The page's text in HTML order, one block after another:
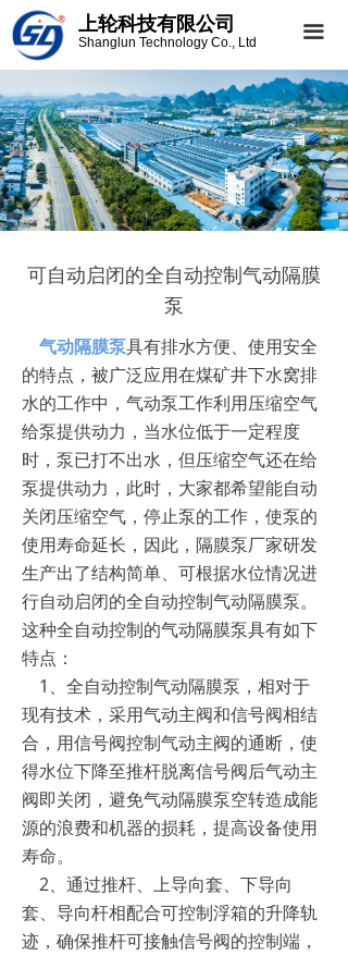
上轮科技有限公司
Shanglun Technology Co., Ltd
끀
可自动启闭的全自动控制气动隔膜
泵
气动隔膜泵具有排水方便、使用安全
的特点，被广泛应用在煤矿井下水窝排
水的工作中，气动泵工作利用压缩空气
给泵提供动力，当水位低于一定程度
时，泵已打不出水，但压缩空气还在给
泵提供动力，此时，大家都希望能自动
关闭压缩空气，停止泵的工作，使泵的
使用寿命延长，因此，隔膜泵厂家研发
生产出了结构简单、可根据水位情况进
行自动启闭的全自动控制气动隔膜泵。
这种全自动控制的气动隔膜泵具有如下
特点：
1、全自动控制气动隔膜泵，相对于
现有技术，采用气动主阀和信号阀相结
合，用信号阀控制气动主阀的通断，使
得水位下降至推杆脱离信号阀后气动主
阀即关闭，避免气动隔膜泵空转造成能
源的浪费和机器的损耗，提高设备使用
寿命。
2、通过推杆、上导向套、下导向
套、导向杆相配合可控制浮箱的升降轨
迹，确保推杆可接触信号阀的控制端，